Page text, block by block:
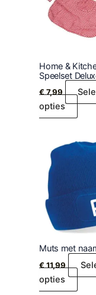
Home &
Speelset
€7,99
opties
Muts met
€11,99
opties